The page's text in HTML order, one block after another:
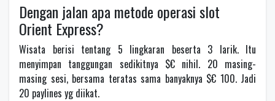
Dengan jalan apa metode operasi slot
Orient Express?
Wisata berisi tentang 5 lingkaran beserta 3 larik. Itu
menyimpan tanggungan sedikitnya $€ nihil. 20 masing-
masing sesi, bersama teratas sama banyaknya $€ 100. Jadi
20 paylines yg diikat.